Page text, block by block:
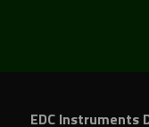
EDC Instruments